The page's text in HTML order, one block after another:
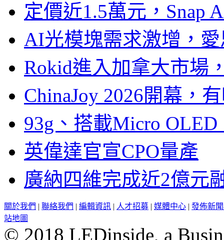
定價近1.5萬元，Snap
AI光模塊需求激增，
Rokid進入加拿大市場
ChinaJoy 2026開幕，
93g、搭載Micro
英偉達官宣CPO量產
廣納四維完成近2億元
關於我們 | 聯絡我們 | 編輯資訊 | 人才招募 | 媒體中心 | 發佈新
站地圖
© 2018 LEDinside, a